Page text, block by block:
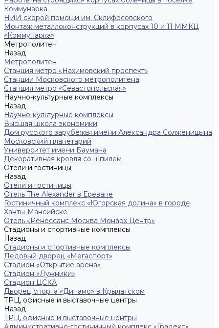
Коммунарка
НИИ скорой помощи им. Склифосовского
Монтаж металлоконструкций в корпусах 10 и 11 ММКЦ
«Коммунарка»
Метрополитен
Назад
Метрополитен
Станция метро «Нахимовский проспект»
Станции Московского метрополитена
Станция метро «Севастопольская»
Научно-культурные комплексы
Назад
Научно-культурные комплексы
Высшая школа экономики
Дом русского зарубежья имени Александра Солженицына
Московский планетарий
Университет имени Баумана
Декоративная кровля со шпилем
Отели и гостиницы
Назад
Отели и гостиницы
Отель The Alexander в Ереване
Гостиничный комплекс «Югорская долина» в городе
Ханты-Мансийске
Отель «Ренессанс Москва Монарх Центр»
Стадионы и спортивные комплексы
Назад
Стадионы и спортивные комплексы
Ледовый дворец «Мегаспорт»
Стадион «Открытие арена»
Стадион «Лужники»
Стадион ЦСКА
Дворец спорта «Динамо» в Крылатском
ТРЦ, офисные и выставочные центры
Назад
ТРЦ, офисные и выставочные центры